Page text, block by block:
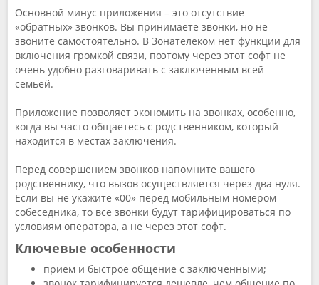
Основной минус приложения – это отсутствие
«обратных» звонков. Вы принимаете звонки, но не
звоните самостоятельно. В Зонателеком нет функции для
включения громкой связи, поэтому через этот софт не
очень удобно разговаривать с заключенным всей
семьёй.
Приложение позволяет экономить на звонках, особенно,
когда вы часто общаетесь с родственником, который
находится в местах заключения.
Перед совершением звонков напомните вашего
родственнику, что вызов осуществляется через два нуля.
Если вы не укажите «00» перед мобильным номером
собеседника, то все звонки будут тарифицироваться по
условиям оператора, а не через этот софт.
Ключевые особенности
приём и быстрое общение с заключёнными;